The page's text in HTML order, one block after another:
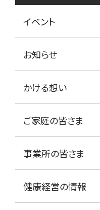
イベント
お知らせ
かける想い
ご家庭の皆さま
事業所の皆さま
健康経営の情報